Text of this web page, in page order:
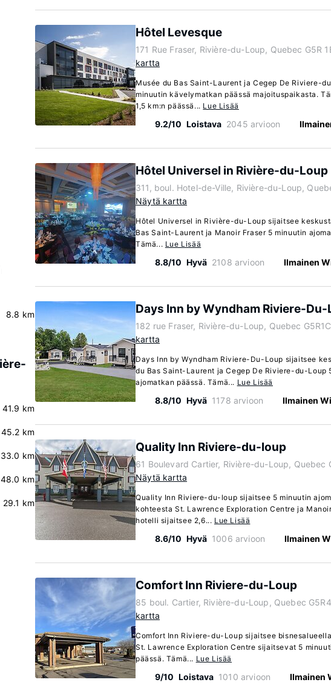
8.8 km
41.9 km
45.2 km
33.0 km
48.0 km
29.1 km
Hôtel Levesque
171 Rue Fraser, Rivière-du-Loup, Quebec G5R
kartta
Musée du Bas Saint-Laurent ja Cegep De Riviere-
minuutin kävelymatkan päässä majoituspaikasta.
1,5 km:n päässä... Lue Lisää
9.2/10 Loistava 2045 arvioon
Hôtel Universel in Rivière-du-Loup
311, boul. Hotel-de-Ville, Rivière-du-Loup,
Näytä kartta
Hôtel Universel in Rivière-du-Loup sijaitsee
Bas Saint-Laurent ja Manoir Fraser 5 minuutin
Tämä... Lue Lisää
8.8/10 Hyvä 2108 arvioon Ilmainen
Days Inn by Wyndham Riviere-Du-
182 rue Fraser, Rivière-du-Loup, Quebec
kartta
Days Inn by Wyndham Riviere-Du-Loup sijaitsee
du Bas Saint-Laurent ja Cegep De Riviere-du-Loup
ajomatkan päässä. Tämä... Lue Lisää
8.8/10 Hyvä 1178 arvioon Ilmainen
Quality Inn Riviere-du-loup
61 Boulevard Cartier, Rivière-du-Loup, Quebec
Näytä kartta
Quality Inn Riviere-du-loup sijaitsee 5 minuutin
kohteesta St. Lawrence Exploration Centre ja
hotelli sijaitsee 2,6... Lue Lisää
8.6/10 Hyvä 1006 arvioon Ilmainen
Comfort Inn Riviere-du-Loup
85 boul. Cartier, Rivière-du-Loup, Quebec
kartta
Comfort Inn Riviere-du-Loup sijaitsee
St. Lawrence Exploration Centre sijaitsevat 5
päässä. Tämä... Lue Lisää
9/10 Loistava 1010 arvioon Ilmainen